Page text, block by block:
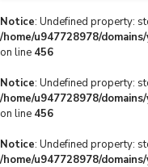
Notice: Undefined property:
/home/u947728978/
on line 456
Notice: Undefined property:
/home/u947728978/
on line 456
Notice: Undefined property:
/home/u947728978/